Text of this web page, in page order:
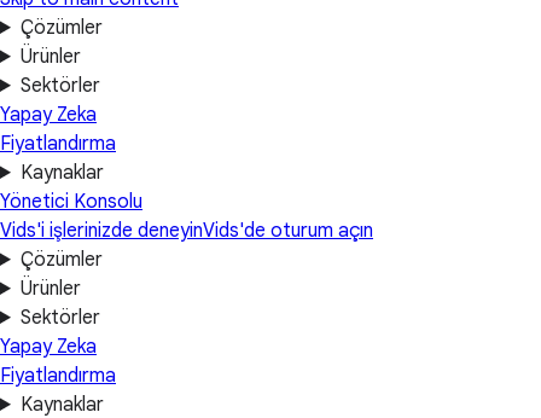
Çözümler
Ürünler
Sektörler
Yapay Zeka
Fiyatlandırma
Kaynaklar
Yönetici Konsolu
Vids'i işlerinizde deneyinVids'de oturum açın
Çözümler
Ürünler
Sektörler
Yapay Zeka
Fiyatlandırma
Kaynaklar